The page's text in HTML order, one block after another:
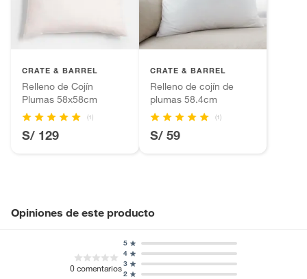
Largo 51cm
Gramaje No aplica
Plantas.
Productos que hayan sido previamente instalados.
Baterías de auto.
Motocicletas y bicicletas motorizadas.
Licores y cigarros electrónicos.
CRATE & BARREL
Relleno de Cojín
Plumas 58x58cm
(1)
S/ 129
CRATE & BARREL
Relleno de cojín de
plumas 58.4cm
(1)
S/ 59
Opiniones de este producto
0comentarios
2
3
4
5